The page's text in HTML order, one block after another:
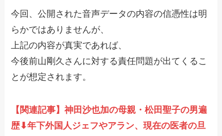
今回、公開された音声データの内容の信憑性は明
らかではありませんが、
上記の内容が真実であれば、
今後前山剛久さんに対する責任問題が出てくるこ
とが想定されます。
【関連記事】神田沙也加の母親・松田聖子の男遍
歴⬇︎年下外国人ジェフやアラン、現在の医者の旦